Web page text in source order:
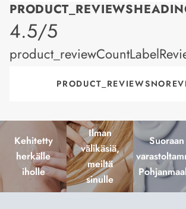
product_rating
4.5/5
Kehitetty
herkälle
iholle
Ilman
välikäsiä,
meiltä
sinulle
Suoraan